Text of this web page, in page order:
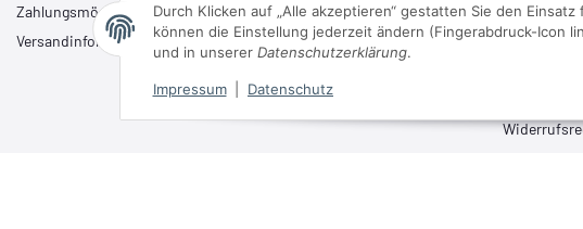
Zahlungsmöglichkeiten
Versandinformationen
AGB
Sitemap
Durch Klicken auf „Alle akzeptieren“ gestatten Sie den
können die Einstellung jederzeit ändern (Fingerabdruck-Icon
und in unserer Datenschutzerklärung.
Impressum Datenschutz